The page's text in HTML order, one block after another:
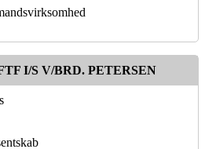
I/S V/BRD. PETERSEN